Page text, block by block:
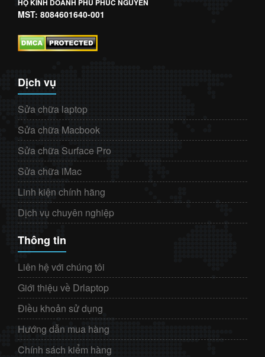
MST: 8084601640-001
Dịch vụ
Sửa chữa laptop
Sửa chữa Macbook
Sửa chữa Surface Pro
Sửa chữa iMac
Linh kiện chính hãng
Dịch vụ chuyên nghiệp
Thông tin
Liên hệ với chúng tôi
Giới thiệu về Drlaptop
Điều khoản sử dụng
Hướng dẫn mua hàng
Chính sách kiểm hàng